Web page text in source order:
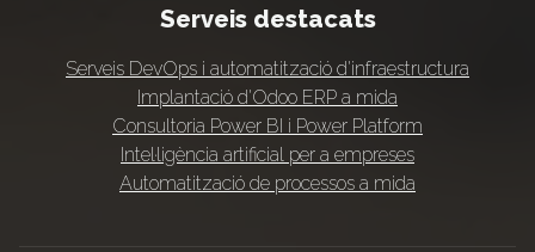
Serveis destacats
Serveis DevOps i automatització d'infraestructura
Implantació d'Odoo ERP a mida
Consultoria Power BI i Power Platform
Intel·ligència artificial per a empreses
Automatització de processos a mida